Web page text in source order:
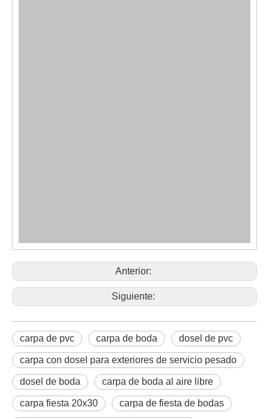
Anterior:
Siguiente:
carpa de pvc carpa de boda dosel de pvc
carpa con dosel para exteriores de servicio pesado
dosel de boda carpa de boda al aire libre
carpa fiesta 20x30 carpa de fiesta de bodas